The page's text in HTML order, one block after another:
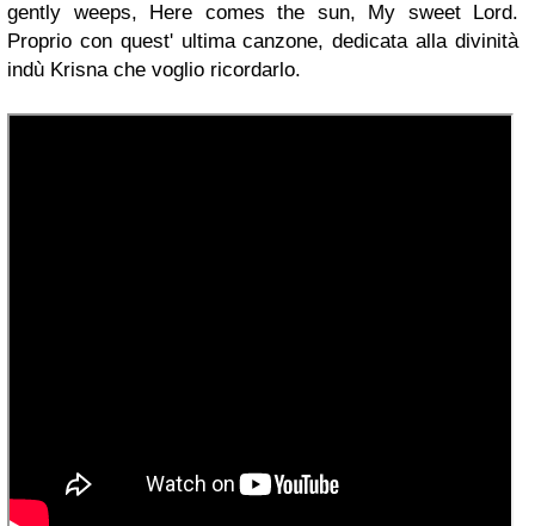
gently weeps, Here comes the sun, My sweet Lord.
Proprio con quest' ultima canzone, dedicata alla divinità
indù Krisna che voglio ricordarlo.